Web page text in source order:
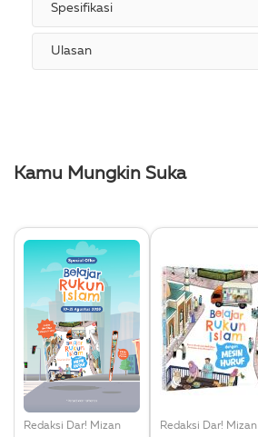
Spesifikasi
Ulasan
Kamu Mungkin Suka
Redaksi Dar! Mizan Redaksi Dar! Mizan